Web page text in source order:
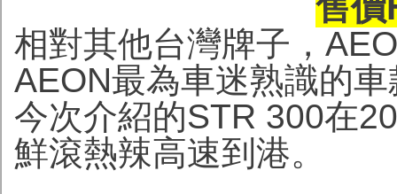
相對其他台灣牌子，
AEON最為車迷熟識的
今次介紹的STR 300在
鮮滾熱辣高速到港。